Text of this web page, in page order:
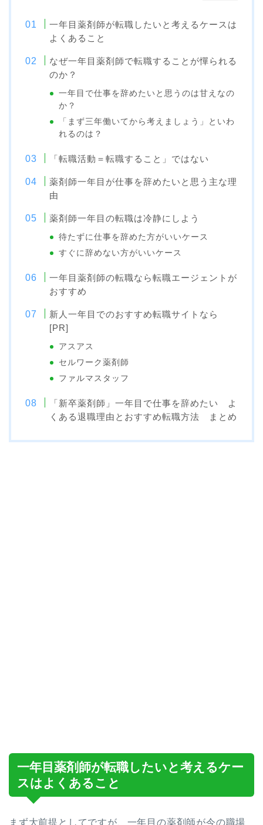
一年目薬剤師が転職したいと考えるケースは
よくあること
なぜ一年目薬剤師で転職することが憚られる
のか？
一年目で仕事を辞めたいと思うのは甘えなの
か？
「まず三年働いてから考えましょう」といわ
れるのは？
「転職活動＝転職すること」ではない
薬剤師一年目が仕事を辞めたいと思う主な理
由
薬剤師一年目の転職は冷静にしよう
待たずに仕事を辞めた方がいいケース
すぐに辞めない方がいいケース
一年目薬剤師の転職なら転職エージェントが
おすすめ
新人一年目でのおすすめ転職サイトなら
[PR]
アスアス
セルワーク薬剤師
ファルマスタッフ
「新卒薬剤師」一年目で仕事を辞めたい よ
くある退職理由とおすすめ転職方法 まとめ
一年目薬剤師が転職したいと考えるケー
スはよくあること
まず大前提としてですが、一年目の薬剤師が今の職場